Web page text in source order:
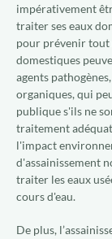
impérativement
traiter ses eaux
pour prévenir tout
domestiques
agents
organiques, qui
publique s'ils ne
traitement
l'impact
d'assainissement
traiter les eaux
cours d'eau.
De plus,